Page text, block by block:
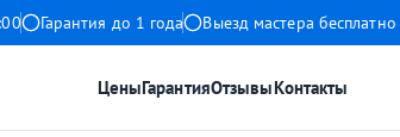
Гарантия до 1 года Выезд мастера бесплатно
ЦеныГарантияОтзывыКонтакты